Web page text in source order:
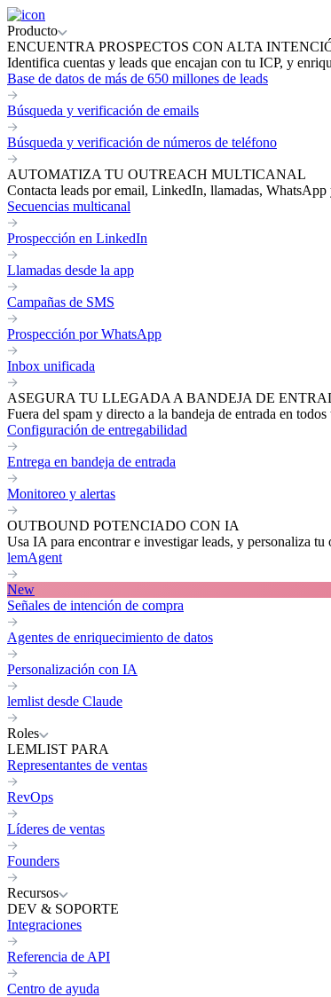
Producto
ENCUENTRA PROSPECTOS CON ALTA
Identifica cuentas y leads que encajan con tu ICP, y
Base de datos de más de 650 millones de leads
Búsqueda y verificación de emails
Búsqueda y verificación de números de teléfono
AUTOMATIZA TU OUTREACH MULTICANAL
Contacta leads por email, LinkedIn, llamadas,
Secuencias multicanal
Prospección en LinkedIn
Llamadas desde la app
Campañas de SMS
Prospección por WhatsApp
Inbox unificada
ASEGURA TU LLEGADA A BANDEJA DE
Fuera del spam y directo a la bandeja de entrada en
Configuración de entregabilidad
Entrega en bandeja de entrada
Monitoreo y alertas
OUTBOUND POTENCIADO CON IA
Usa IA para encontrar e investigar leads, y personaliza tu
lemAgent
New
Señales de intención de compra
Agentes de enriquecimiento de datos
Personalización con IA
lemlist desde Claude
Roles
LEMLIST PARA
Representantes de ventas
RevOps
Líderes de ventas
Founders
Recursos
DEV & SOPORTE
Integraciones
Referencia de API
Centro de ayuda